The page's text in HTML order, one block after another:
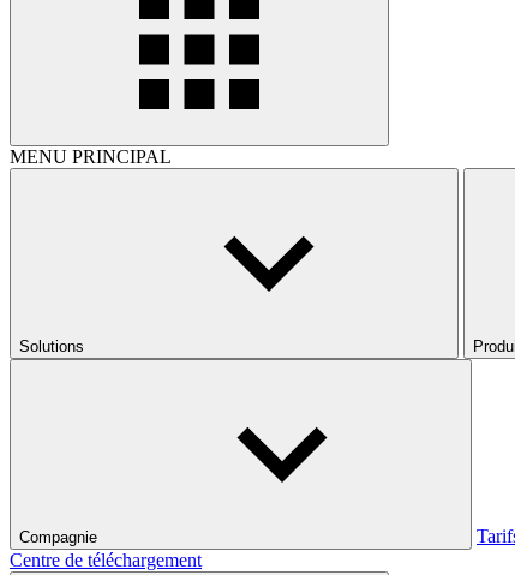
MENU PRINCIPAL
Solutions
Compagnie
Centre de téléchargement